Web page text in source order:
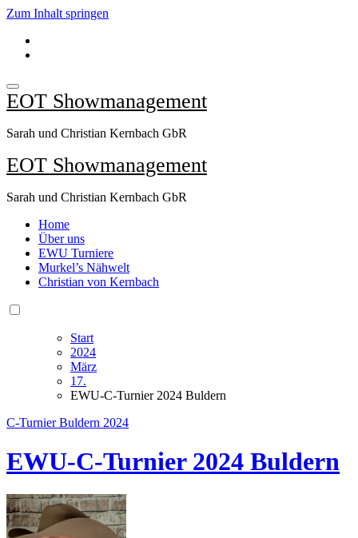
Zum Inhalt springen
EOT Showmanagement
Sarah und Christian Kernbach GbR
EOT Showmanagement
Sarah und Christian Kernbach GbR
Home
Über uns
EWU Turniere
Murkel’s Nähwelt
Christian von Kernbach
Start
2024
März
17.
EWU-C-Turnier 2024 Buldern
C-Turnier Buldern 2024
EWU-C-Turnier 2024 Buldern